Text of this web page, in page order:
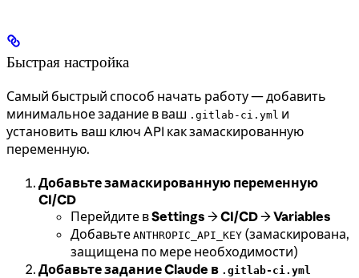
Быстрая настройка
Самый быстрый способ начать работу — добавить
минимальное задание в ваш .gitlab-ci.yml и
установить ваш ключ API как замаскированную
переменную.
Добавьте замаскированную переменную
CI/CD
Перейдите вSettings →CI/CD→Variables
Добавьте ANTHROPIC_API_KEY (замаскирована,
защищена по мере необходимости)
Добавьте задание Claude в .gitlab-ci.yml